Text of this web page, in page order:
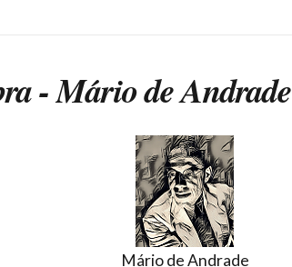
- Mário de Andrade
Mário de Andrade